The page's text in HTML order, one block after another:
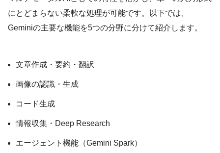
にとどまらない柔軟な処理が可能です。以下では、
Geminiの主要な機能を5つの分野に分けて紹介します。
文章作成・要約・翻訳
画像の認識・生成
コード生成
情報収集・Deep Research
エージェント機能（Gemini Spark）